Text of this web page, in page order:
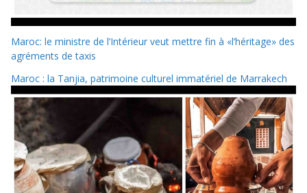
Maroc: le ministre de l’Intérieur veut mettre fin à «l’héritage» des
agréments de taxis
Maroc : la Tanjia, patrimoine culturel immatériel de Marrakech